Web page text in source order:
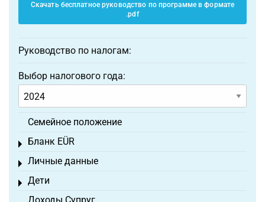
Скачать бесплатное руководство по программе в формате
.pdf
Руководство по налогам:
Выбор налогового года:
Семейное положение
Бланк EÜR
Toggle menu
Личные данные
Toggle menu
Дети
Toggle menu